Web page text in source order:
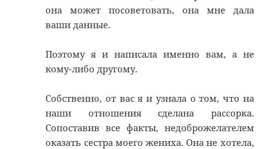
она может посоветовать, она мне дала
ваши данные.
Поэтому я и написала именно вам, а не
кому-либо другому.
Собственно, от вас я и узнала о том, что на
наши отношения сделана рассорка.
Сопоставив все факты, недоброжелателем
оказать сестра моего жениха. Она не хотела,